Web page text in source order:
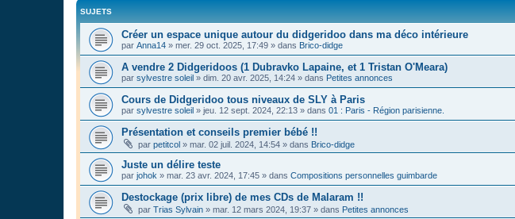
SUJETS
Créer un espace unique autour du didgeridoo dans ma déco intérieure
par Anna14 » mer. 29 oct. 2025, 17:49 » dans Brico-didge
A vendre 2 Didgeridoos (1 Dubravko Lapaine, et 1 Tristan O'Meara)
par sylvestre soleil » dim. 20 avr. 2025, 14:24 » dans Petites annonces
Cours de Didgeridoo tous niveaux de SLY à Paris
par sylvestre soleil » jeu. 12 sept. 2024, 22:13 » dans 01 : Paris - Région parisienne.
Présentation et conseils premier bébé !!
par petitcol » mar. 02 juil. 2024, 14:54 » dans Brico-didge
Juste un délire teste
par johok » mar. 23 avr. 2024, 17:45 » dans Compositions personnelles guimbarde
Destockage (prix libre) de mes CDs de Malaram !!
par Trias Sylvain » mar. 12 mars 2024, 19:37 » dans Petites annonces